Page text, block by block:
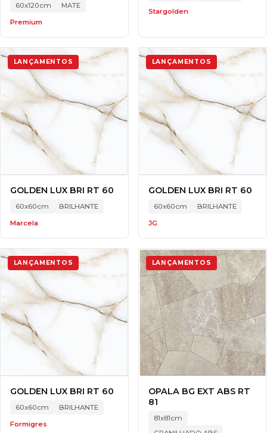
60x120cm
MATE
Premium
Stargolden
LANÇAMENTOS
GOLDEN LUX BRI RT 60
60x60cm
BRILHANTE
Marcela
LANÇAMENTOS
GOLDEN LUX BRI RT 60
60x60cm
BRILHANTE
JG
LANÇAMENTOS
GOLDEN LUX BRI RT 60
60x60cm
BRILHANTE
Formigres
LANÇAMENTOS
OPALA BG EXT ABS RT
81
81x81cm